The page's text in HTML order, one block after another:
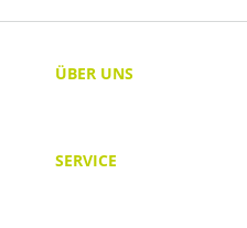
ÜBER UNS
SERVICE